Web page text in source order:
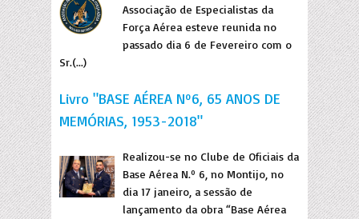
Associação de Especialistas da
Força Aérea esteve reunida no
passado dia 6 de Fevereiro com o
Sr.(...)
Livro "BASE AÉREA Nº6, 65 ANOS DE
MEMÓRIAS, 1953-2018"
Realizou-se no Clube de Oficiais da
Base Aérea N.º 6, no Montijo, no
dia 17 janeiro, a sessão de
lançamento da obra “Base Aérea